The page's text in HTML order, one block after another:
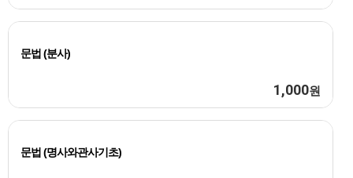
문법 (분사)
1,000원
문법 (명사와관사기초)